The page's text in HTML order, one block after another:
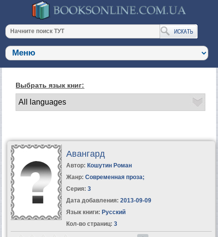
Выбрать язык книг:
Авангард
Автор: Кошутин Роман
Жанр: Современная проза;
Серия: 3
Дата добавления: 2013-09-09
Язык книги: Русский
Кол-во страниц: 3